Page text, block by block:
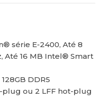
série E-2400, Até 8
Até 16 MB Intel® Smart
DDR5
plug ou 2 LFF hot-plug